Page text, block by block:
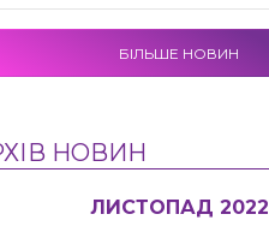
БІЛЬШЕ НОВИН
НОВИН
ЛИСТОПАД 2022